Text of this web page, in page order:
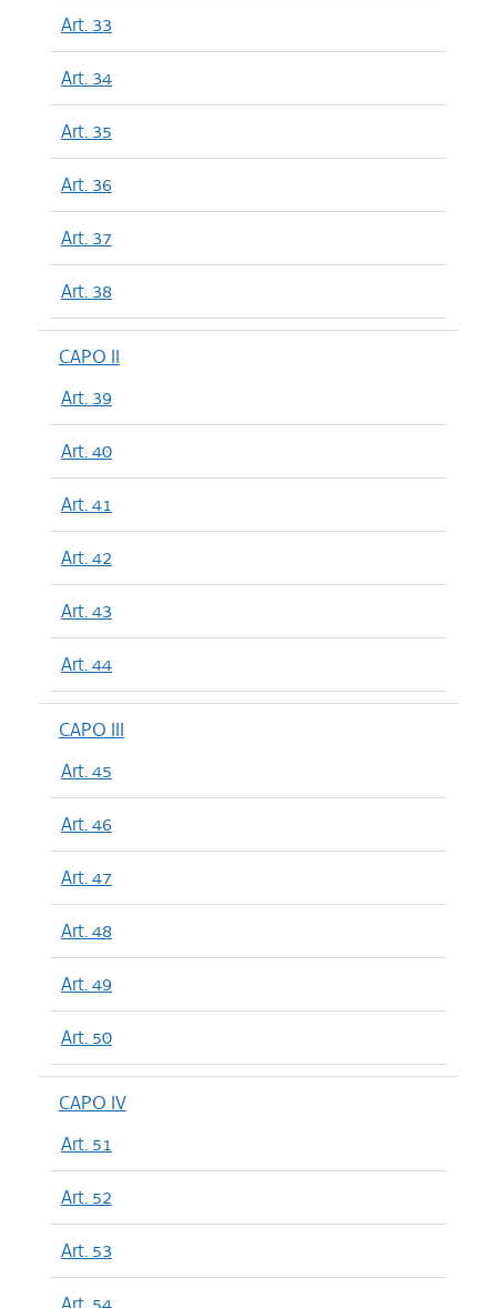
Art. 33
Art. 34
Art. 35
Art. 36
Art. 37
Art. 38
CAPO II
Art. 39
Art. 40
Art. 41
Art. 42
Art. 43
Art. 44
CAPO III
Art. 45
Art. 46
Art. 47
Art. 48
Art. 49
Art. 50
CAPO IV
Art. 51
Art. 52
Art. 53